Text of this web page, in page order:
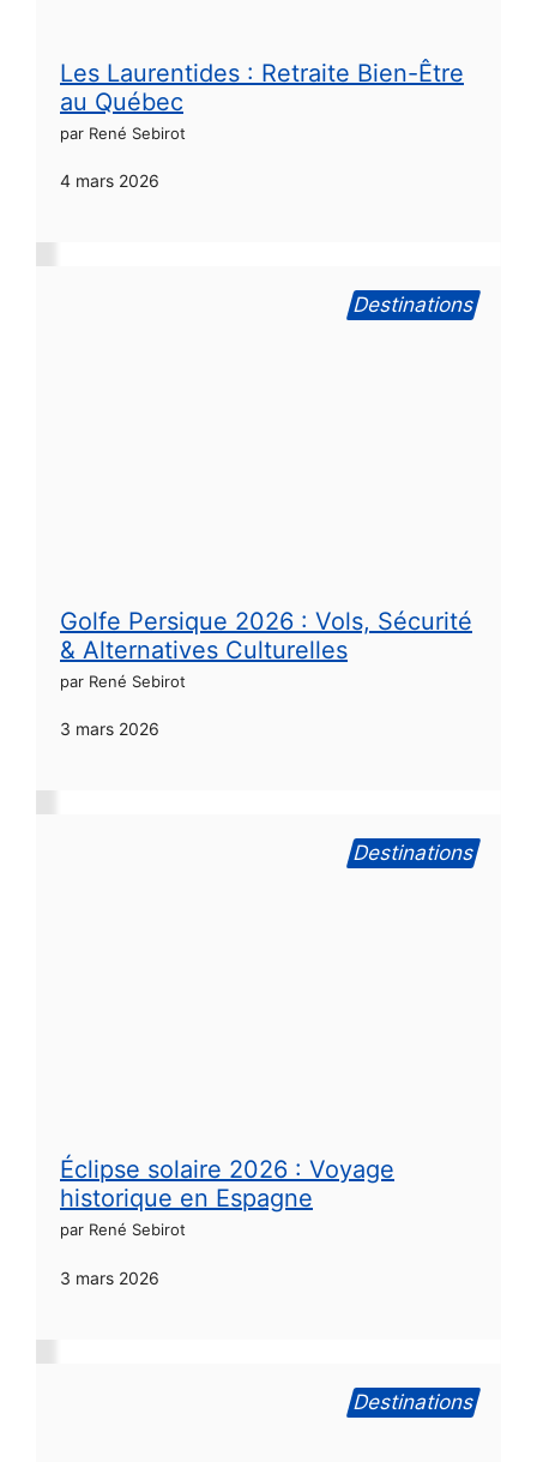
Les Laurentides : Retraite Bien-Être
au Québec
par René Sebirot
4 mars 2026
Destinations
Golfe Persique 2026 : Vols, Sécurité
& Alternatives Culturelles
par René Sebirot
3 mars 2026
Destinations
Éclipse solaire 2026 : Voyage
historique en Espagne
par René Sebirot
3 mars 2026
Destinations